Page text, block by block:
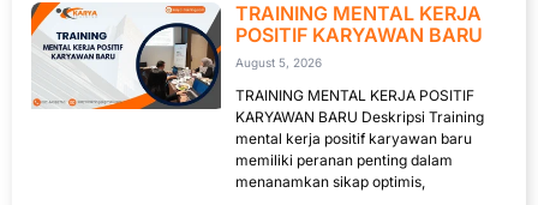
TRAINING MENTAL KERJA
POSITIF KARYAWAN BARU
August 5, 2026
TRAINING MENTAL KERJA POSITIF
KARYAWAN BARU Deskripsi Training
mental kerja positif karyawan baru
memiliki peranan penting dalam
menanamkan sikap optimis,